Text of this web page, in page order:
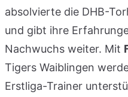
absolvierte die DHB-
und gibt ihre
Nachwuchs weiter. Mit
Tigers Waiblingen
Erstliga-Trainer